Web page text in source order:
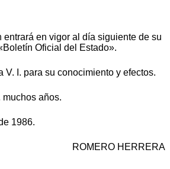
entrará en vigor al día siguiente de su
Oficial del Estado».
V. I. para su conocimiento y efectos.
muchos años.
1986.
ROMERO HERRERA